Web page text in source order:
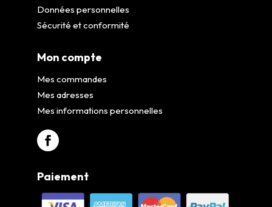
Données personnelles
Sécurité et conformité
Mon compte
Mes commandes
Mes adresses
Mes informations personnelles
Paiement